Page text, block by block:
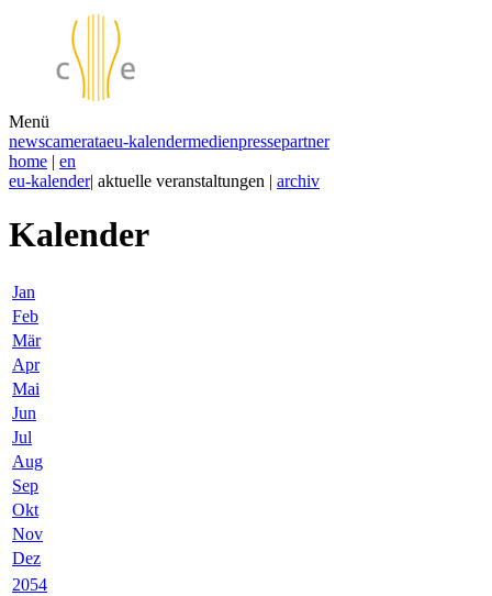
Menü
newscamerataeu-kalendermedienpressepartner
home | en
eu-kalender| aktuelle veranstaltungen | archiv
Kalender
Jan
Feb
Mär
Apr
Mai
Jun
Jul
Aug
Sep
Okt
Nov
Dez
2054